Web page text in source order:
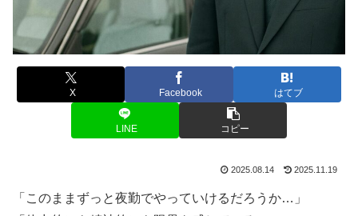
X Facebook はてブ
LINE コピー
2025.08.14 2025.11.19
「このままずっと夜勤でやっていけるだろうか…」